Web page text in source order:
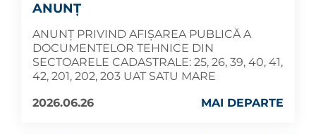
ANUNŢ
ANUNŢ PRIVIND AFIȘAREA PUBLICĂ A
DOCUMENTELOR TEHNICE DIN
SECTOARELE CADASTRALE: 25, 26, 39, 40, 41,
42, 201, 202, 203 UAT SATU MARE
2026.06.26
MAI DEPARTE